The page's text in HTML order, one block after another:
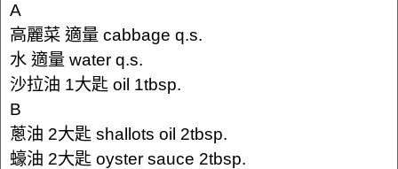
A
高麗菜 適量 cabbage q.s.
水 適量 water q.s.
沙拉油 1大匙 oil 1tbsp.
B
蔥油 2大匙 shallots oil 2tbsp.
蠔油 2大匙 oyster sauce 2tbsp.